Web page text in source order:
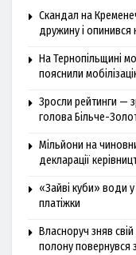
Скандал на
дружину і опинився
На Тернопільщині
пояснили
Зросли рейтинги —
голова Більче-
Мільйони на
декларації
«Зайві куби» води
платіжки
Власноруч зняв
полону повернувся